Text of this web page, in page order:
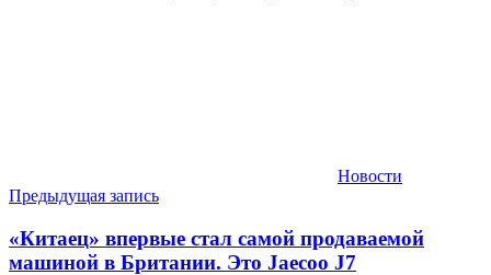
Новости
Навигация
по
записям
Предыдущая запись
«Китаец» впервые стал самой продаваемой
машиной в Британии. Это Jaecoo J7